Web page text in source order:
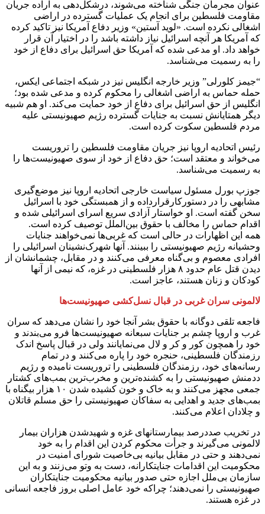
عنوان مجرمان جنگی شناخته می‌شوند، درشکل‌دهی به اراده جریان
مقاومت فلسطین برای انجام یک عملیات گسترده در اراضی
اشغالی نکرده است. «لوید آستین» وزیر دفاع آمریکا نیز تاکید کرده
که آمریکا هر آنچه اسرائیل نیاز داشته باشد را در اختیار آن قرار
خواهد داد. او مدعی شده که آمریکا حق اسرائیل برای دفاع از خود
را به رسمیت می‌شناسد.
“جیمز کلورلی” وزیر خارجه انگلیس نیز در شبکه اجتماعی ایکس،
حمله حماس به اراضی اشغالی را محکوم کرده و مدعی شده بود؛
انگلیس از حق اسرائیل برای دفاع از خود حمایت می‌کند. او هم شبیه
دیگر همتایانش نسبت به جنایات گسترده رژیم صهیونیستی علیه
مردم فلسطین سکوت کرده است.
رئیس ‌اتحادیه اروپا نیز جریان مقاومت فلسطین را تروریست
می‌خواند و معتقد است؛ حق دفاع از خود از سوی صهیونیست‌ها را
به رسمیت می‌شناسد.
جوزپ بورل مسئول سیاست خارجی اتحادیه اروپا نیز موضع‌گیری
مشابهی را در دستورکارقرارداده و از همبستگی خود با اسرائیل
سخن گفته است. او خواستار آزادی سریع اسرای اسرائیلی شده و
اقدام حماس را مخالف با حقوق بین‌الملل توصیف کرده است.
همه این اظهارات در حالی است که غربی‌ها نمی‌خواهند جنایات
وحشیانه رژیم صهیونیستی را ببینند. آنها شهرک‌نشینان اسرائیلی را
افرادی معصوم و بی‌گناه معرفی می‌کنند و در مقابل، چشمانشان از
دیدن قتل عام حدود ۸ هزار فلسطینی در غزه، که نیمی از آنها
کودکان و زنان هستند، عاجز است.
لالمونی سران غربی در قبال نسل‌کشی صهیونیست‌ها
فاجعه تلقی دوگانه با حقوق بشر آنجا خود را نشان می‌دهد که سران
غرب و اروپا چشم بر جنایات سبعانه صهیونیست‌ها فرو می‌بندند و
خود را همچون کور و کر و لال می‌نمایانند ولی در قبال پاسخ اندک
رزمندگان فلسطینی، حنجره خود را پاره می‌کنند و در تمام
رسانه‌های خود، رزمندگان فلسطینی را تروریست نامیده و رژیم
ددمنش صهیونیستی را به کشنده‌ترین و مخرب‌ترین بمب‌های کشتار
جمعی مجهز می‌کنند و به خاک و خون کشیده شدن ۱۰ هزار بیگناه با
بمب‌های جدید و اهدایی به سفاکان صهیونیستی را حق مسلم قاتلان
و چلادان اعلام می‌کنند.
در تخریب صددرصد بیمارستانهای غزه و شهیدشدن هزاران بیمار
لالمونی می‌گیرند و جرأت محکوم کردن این اقدام را به خود
نمی‌دهند و حتی در مقابل بیانیه بی‌خاصیت شورای امنیت در
محکومیت این اقدامات جنایتکارانه، دست به وتو می‌زنند و به این
سازمان بی‌ملل اجازه حتی صدور بیانیه محکومیت جنایتکاران
صهیونیستی را نمی‌دهند؛ چراکه خود عامل اصلی بروز فاجعه انسانی
در غزه هستند.